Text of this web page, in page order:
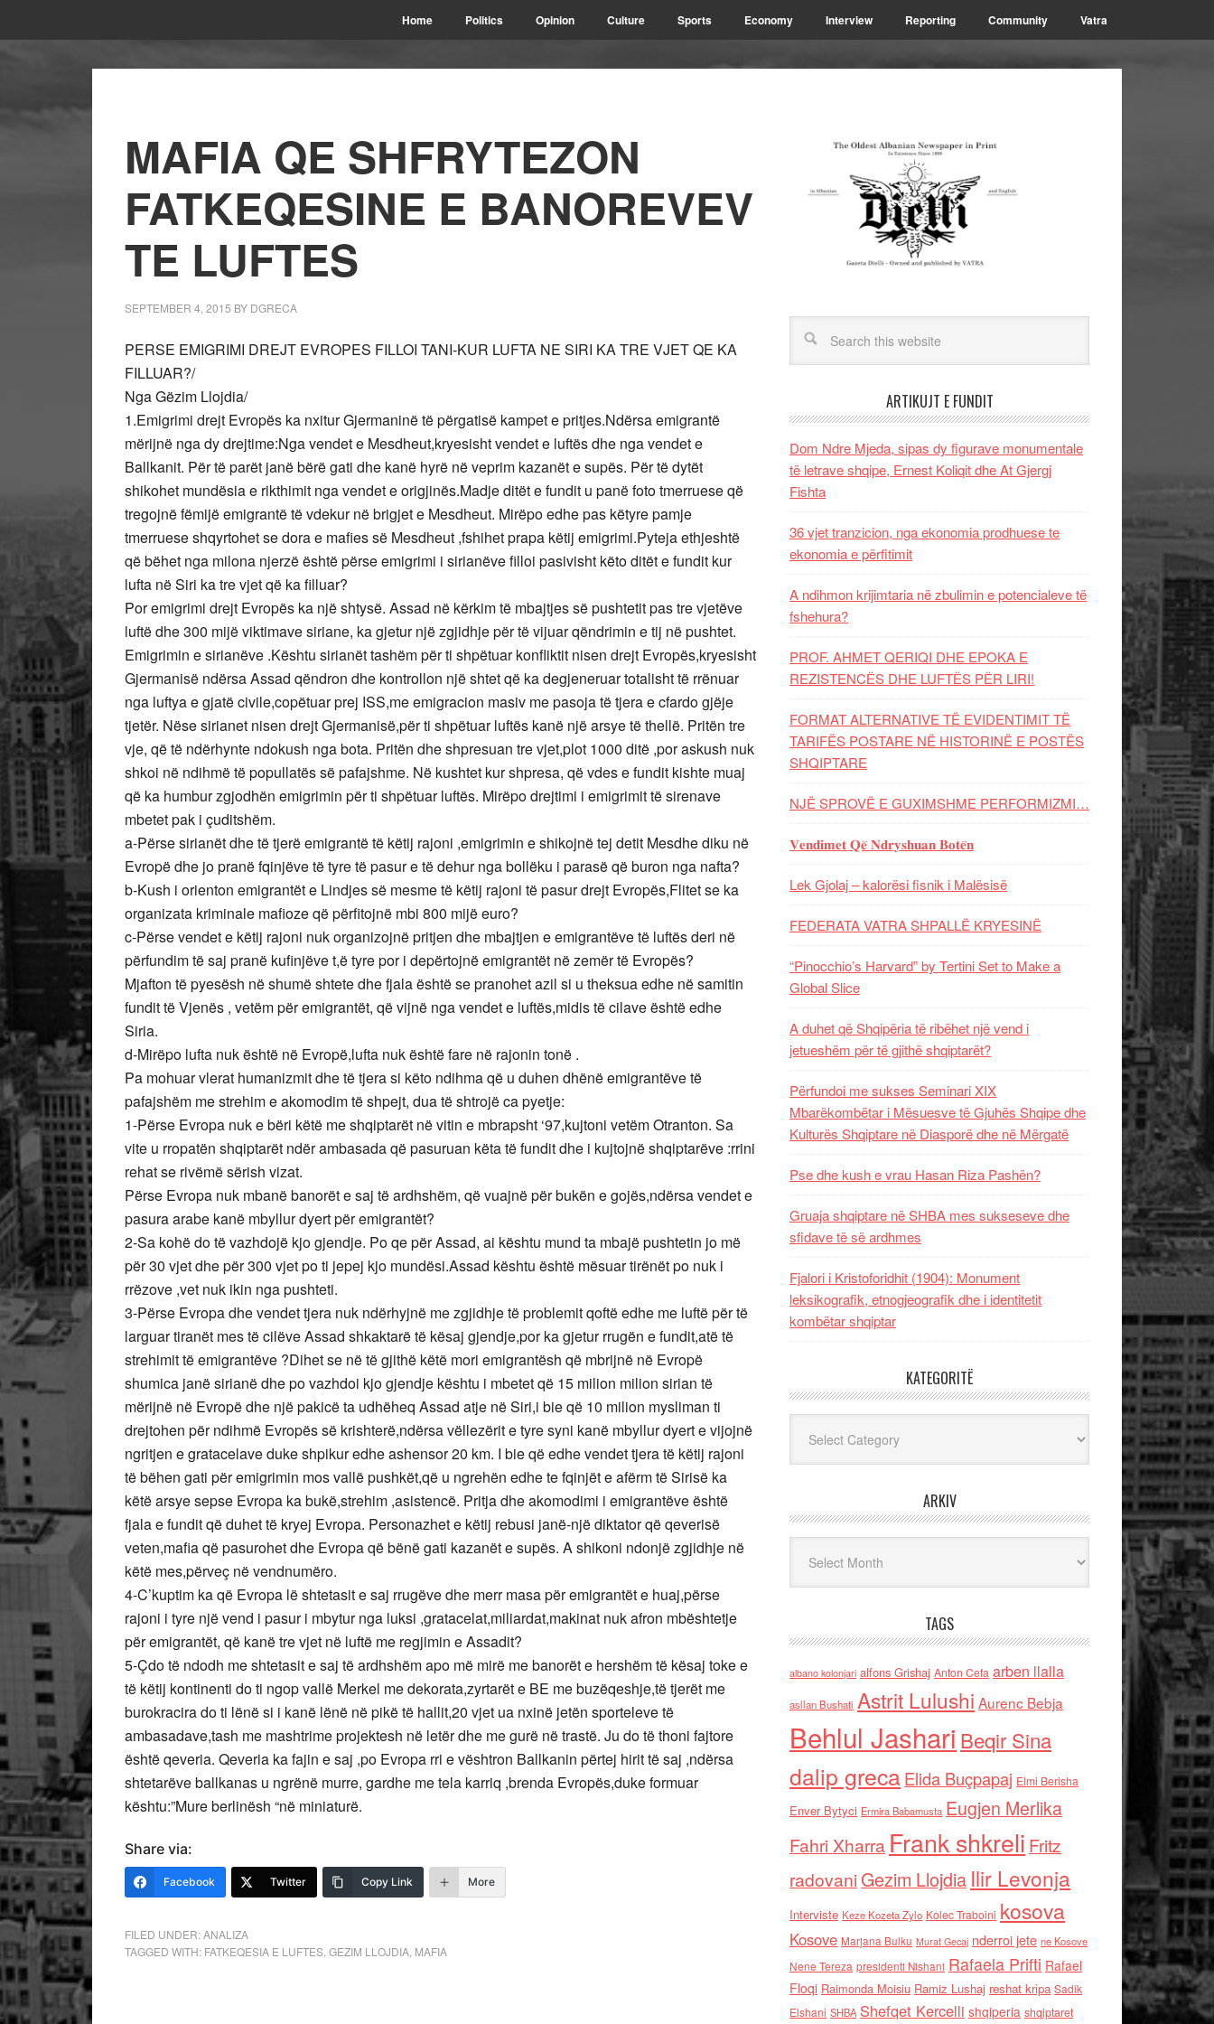
Home Politics Opinion Culture Sports Economy Interview Reporting Community Vatra
MAFIA QE SHFRYTEZON
FATKEQESINE E BANOREVEV
TE LUFTES
SEPTEMBER 4, 2015 BY DGRECA
PERSE EMIGRIMI DREJT EVROPES FILLOI TANI-KUR LUFTA NE SIRI KA TRE VJET QE KA
FILLUAR?/
Nga Gëzim Llojdia/
1.Emigrimi drejt Evropës ka nxitur Gjermaninë të përgatisë kampet e pritjes.Ndërsa emigrantë
mërijnë nga dy drejtime:Nga vendet e Mesdheut,kryesisht vendet e luftës dhe nga vendet e
Ballkanit. Për të parët janë bërë gati dhe kanë hyrë në veprim kazanët e supës. Për të dytët
shikohet mundësia e rikthimit nga vendet e origjinës.Madje ditët e fundit u panë foto tmerruese që
tregojnë fëmijë emigrantë të vdekur në brigjet e Mesdheut. Mirëpo edhe pas këtyre pamje
tmerruese shqyrtohet se dora e mafies së Mesdheut ,fshihet prapa këtij emigrimi.Pyteja ethjeshtë
që bëhet nga milona njerzë është përse emigrimi i sirianëve filloi pasivisht këto ditët e fundit kur
lufta në Siri ka tre vjet që ka filluar?
Por emigrimi drejt Evropës ka një shtysë. Assad në kërkim të mbajtjes së pushtetit pas tre vjetëve
luftë dhe 300 mijë viktimave siriane, ka gjetur një zgjidhje për të vijuar qëndrimin e tij në pushtet.
Emigrimin e sirianëve .Kështu sirianët tashëm për ti shpëtuar konfliktit nisen drejt Evropës,kryesisht
Gjermanisë ndërsa Assad qëndron dhe kontrollon një shtet që ka degjeneruar totalisht të rrënuar
nga luftya e gjatë civile,copëtuar prej ISS,me emigracion masiv me pasoja të tjera e cfardo gjëje
tjetër. Nëse sirianet nisen drejt Gjermanisë,për ti shpëtuar luftës kanë një arsye të thellë. Pritën tre
vje, që të ndërhynte ndokush nga bota. Pritën dhe shpresuan tre vjet,plot 1000 ditë ,por askush nuk
shkoi në ndihmë të popullatës së pafajshme. Në kushtet kur shpresa, që vdes e fundit kishte muaj
që ka humbur zgjodhën emigrimin për ti shpëtuar luftës. Mirëpo drejtimi i emigrimit të sirenave
mbetet pak i çuditshëm.
a-Përse sirianët dhe të tjerë emigrantë të këtij rajoni ,emigrimin e shikojnë tej detit Mesdhe diku në
Evropë dhe jo pranë fqinjëve të tyre të pasur e të dehur nga bollëku i parasë që buron nga nafta?
b-Kush i orienton emigrantët e Lindjes së mesme të këtij rajoni të pasur drejt Evropës,Flitet se ka
organizata kriminale mafioze që përfitojnë mbi 800 mijë euro?
c-Përse vendet e këtij rajoni nuk organizojnë pritjen dhe mbajtjen e emigrantëve të luftës deri në
përfundim të saj pranë kufinjëve t,ë tyre por i depërtojnë emigrantët në zemër të Evropës?
Mjafton të pyesësh në shumë shtete dhe fjala është se pranohet azil si u theksua edhe në samitin
fundit të Vjenës , vetëm për emigrantët, që vijnë nga vendet e luftës,midis të cilave është edhe
Siria.
d-Mirëpo lufta nuk është në Evropë,lufta nuk është fare në rajonin tonë .
Pa mohuar vlerat humanizmit dhe të tjera si këto ndihma që u duhen dhënë emigrantëve të
pafajshëm me strehim e akomodim të shpejt, dua të shtrojë ca pyetje:
1-Përse Evropa nuk e bëri këtë me shqiptarët në vitin e mbrapsht ‘97,kujtoni vetëm Otranton. Sa
vite u rropatën shqiptarët ndër ambasada që pasuruan këta të fundit dhe i kujtojnë shqiptarëve :rrini
rehat se rivëmë sërish vizat.
Përse Evropa nuk mbanë banorët e saj të ardhshëm, që vuajnë për bukën e gojës,ndërsa vendet e
pasura arabe kanë mbyllur dyert për emigrantët?
2-Sa kohë do të vazhdojë kjo gjendje. Po qe për Assad, ai kështu mund ta mbajë pushtetin jo më
për 30 vjet dhe për 300 vjet po ti jepej kjo mundësi.Assad kështu është mësuar tirënët po nuk i
rrëzove ,vet nuk ikin nga pushteti.
3-Përse Evropa dhe vendet tjera nuk ndërhyjnë me zgjidhje të problemit qoftë edhe me luftë për të
larguar tiranët mes të cilëve Assad shkaktarë të kësaj gjendje,por ka gjetur rrugën e fundit,atë të
strehimit të emigrantëve ?Dihet se në të gjithë këtë mori emigrantësh që mbrijnë në Evropë
shumica janë sirianë dhe po vazhdoi kjo gjendje kështu i mbetet që 15 milion milion sirian të
mërijnë në Evropë dhe një pakicë ta udhëheq Assad atje në Siri,i bie që 10 milion mysliman ti
drejtohen për ndihmë Evropës së krishterë,ndërsa vëllezërit e tyre syni kanë mbyllur dyert e vijojnë
ngritjen e gratacelave duke shpikur edhe ashensor 20 km. I bie që edhe vendet tjera të këtij rajoni
të bëhen gati për emigrimin mos vallë pushkët,që u ngrehën edhe te fqinjët e afërm të Sirisë ka
këtë arsye sepse Evropa ka bukë,strehim ,asistencë. Pritja dhe akomodimi i emigrantëve është
fjala e fundit që duhet të kryej Evropa. Personazhet e këtij rebusi janë-një diktator që qeverisë
veten,mafia që pasurohet dhe Evropa që bënë gati kazanët e supës. A shikoni ndonjë zgjidhje në
këtë mes,përveç në vendnumëro.
4-C’kuptim ka që Evropa lë shtetasit e saj rrugëve dhe merr masa për emigrantët e huaj,përse
rajoni i tyre një vend i pasur i mbytur nga luksi ,gratacelat,miliardat,makinat nuk afron mbështetje
për emigrantët, që kanë tre vjet në luftë me regjimin e Assadit?
5-Çdo të ndodh me shtetasit e saj të ardhshëm apo më mirë me banorët e hershëm të kësaj toke e
të këtij kontinenti do ti ngop vallë Merkel me dekorata,zyrtarët e BE me buzëqeshje,të tjerët me
burokracira do ti lënë si i kanë lënë në pikë të hallit,20 vjet ua nxinë jetën sporteleve të
ambasadave,tash me mashtrime projektesh në letër dhe me gurë në trastë. Ju do të thoni fajtore
është qeveria. Qeveria ka fajin e saj ,po Evropa rri e vështron Ballkanin përtej hirit të saj ,ndërsa
shtetarëve ballkanas u ngrënë murre, gardhe me tela karriq ,brenda Evropës,duke formuar
kështu:”Mure berlinësh “në miniaturë.
Share via:
Facebook Twitter Copy Link More
FILED UNDER:ANALIZA
TAGGED WITH: FATKEQESIA E LUFTES GEZIM LLOJDIA MAFIA
ARTIKUJT E FUNDIT
Dom Ndre Mjeda, sipas dy figurave monumentale
të letrave shqipe, Ernest Koliqit dhe At Gjergj
Fishta
36 vjet tranzicion, nga ekonomia prodhuese te
ekonomia e përfitimit
A ndihmon krijimtaria në zbulimin e potencialeve të
fshehura?
PROF. AHMET QERIQI DHE EPOKA E
REZISTENCЁS DHE LUFTЁS PЁR LIRI!
FORMAT ALTERNATIVE TË EVIDENTIMIT TË
TARIFËS POSTARE NË HISTORINË E POSTËS
SHQIPTARE
NJË SPROVË E GUXIMSHME PERFORMIZMI…
𝐕𝐞𝐧𝐝𝐢𝐦𝐞𝐭 𝐐𝐞̈ 𝐍𝐝𝐫𝐲𝐬𝐡𝐮𝐚𝐧 𝐁𝐨𝐭𝐞̈𝐧
Lek Gjolaj – kalorësi fisnik i Malësisë
FEDERATA VATRA SHPALLË KRYESINË
“Pinocchio’s Harvard” by Tertini Set to Make a
Global Slice
A duhet që Shqipëria të ribëhet një vend i
jetueshëm për të gjithë shqiptarët?
Përfundoi me sukses Seminari XIX
Mbarëkombëtar i Mësuesve të Gjuhës Shqipe dhe
Kulturës Shqiptare në Diasporë dhe në Mërgatë
Pse dhe kush e vrau Hasan Riza Pashën?
Gruaja shqiptare në SHBA mes sukseseve dhe
sfidave të së ardhmes
Fjalori i Kristoforidhit (1904): Monument
leksikografik, etnogjeografik dhe i identitetit
kombëtar shqiptar
KATEGORITË
ARKIV
TAGS
albano kolonjari alfons Grishaj Anton Cefa arben llalla
asllan Bushati Astrit Lulushi Aurenc Bebja
Behlul Jashari Beqir Sina
dalip grecaElida Buçpapaj Elmi Berisha
Enver Bytyci Ermira Babamusta Eugjen Merlika
Fahri Xharra Frank shkreli Fritz
radovaniGezim Llojdia Ilir Levonja
Interviste Keze Kozeta Zylo Kolec Traboini kosova
Kosove Marjana Bulku Murat Gecaj nderroi jete ne Kosove
Nene Tereza presidenti Nishani Rafaela Prifti Rafael
Floqi Raimonda Moisiu Ramiz Lushaj reshat kripa Sadik
Elshani SHBA Shefqet Kercelli shqiperia shqiptaret